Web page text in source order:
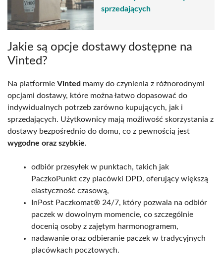
sprzedających
Jakie są opcje dostawy dostępne na
Vinted?
Na platformie Vinted mamy do czynienia z różnorodnymi
opcjami dostawy, które można łatwo dopasować do
indywidualnych potrzeb zarówno kupujących, jak i
sprzedających. Użytkownicy mają możliwość skorzystania z
dostawy bezpośrednio do domu, co z pewnością jest
wygodne oraz szybkie.
odbiór przesyłek w punktach, takich jak
PaczkoPunkt czy placówki DPD, oferujący większą
elastyczność czasową,
InPost Paczkomat® 24/7, który pozwala na odbiór
paczek w dowolnym momencie, co szczególnie
docenią osoby z zajętym harmonogramem,
nadawanie oraz odbieranie paczek w tradycyjnych
placówkach pocztowych.